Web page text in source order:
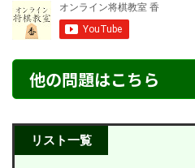
他の問題はこちら
リスト一覧